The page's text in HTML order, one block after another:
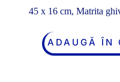
45 x 16 cm, Matrita
ADAUGĂ ÎN